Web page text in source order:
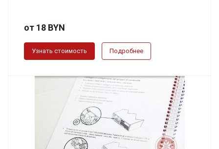
от 18 BYN
Узнать стоимость Подробнее